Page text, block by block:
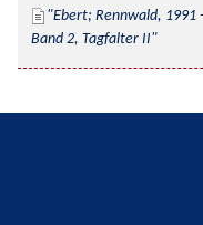
Ebert; Rennwald, 1991
Band 2, Tagfalter II